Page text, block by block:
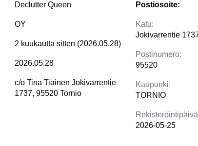
Declutter Queen
OY
2 kuukautta sitten (2026.05.28)
2026.05.28
c/o Tina Tiainen Jokivarrentie
1737, 95520 Tornio
Postiosoite:
Katu:
Jokivarrentie
Postinumero:
95520
Kaupunki:
TORNIO
2026-05-25